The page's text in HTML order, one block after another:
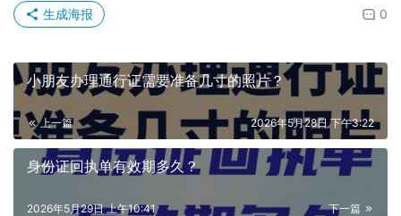
0
生成海报
小朋友办理通行证需要准备几寸的照片？
上一篇 2026年5月28日 下午3:22
身份证回执单有效期多久？
下一篇
2026年5月29日 上午10:41